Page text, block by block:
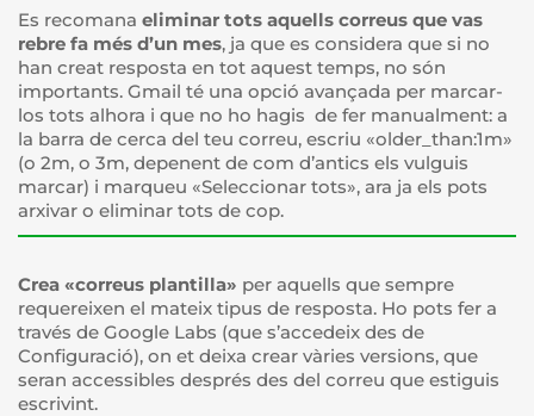
Es recomana eliminar tots aquells correus que vas
rebre fa més d’un mes, ja que es considera que si no
han creat resposta en tot aquest temps, no són
importants. Gmail té una opció avançada per marcar-
los tots alhora i que no ho hagis de fer manualment: a
la barra de cerca del teu correu, escriu «older_than:1m»
(o 2m, o 3m, depenent de com d’antics els vulguis
marcar) i marqueu «Seleccionar tots», ara ja els pots
arxivar o eliminar tots de cop.
Crea «correus plantilla» per aquells que sempre
requereixen el mateix tipus de resposta. Ho pots fer a
través de Google Labs (que s’accedeix des de
Configuració), on et deixa crear vàries versions, que
seran accessibles després des del correu que estiguis
escrivint.